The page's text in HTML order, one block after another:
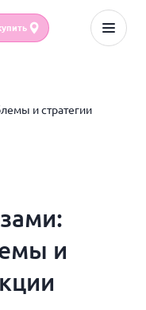
и стратегии
и